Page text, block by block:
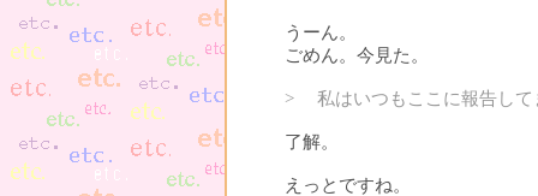
うーん。
ごめん。今見た。
> 私はいつもここに報告して
了解。
えっとですね。